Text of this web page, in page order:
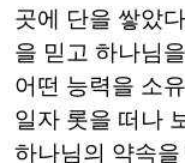
곳에 단을 쌓았
을 믿고 하나님
어떤 능력을 소
일자 롯을 떠나
하나님의 약속